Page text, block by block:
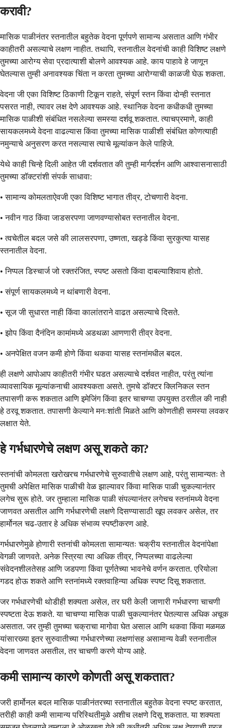
करावी?
मासिक पाळीनंतर स्तनातील बहुतेक वेदना पूर्णपणे सामान्य असतात आणि गंभीर
काहीतरी असल्याचे लक्षण नाहीत. तथापि, स्तनातील वेदनांची काही विशिष्ट लक्षणे
तुमच्या आरोग्य सेवा प्रदात्याशी बोलणे आवश्यक आहे. काय पाहावे हे जाणून
घेतल्यास तुम्ही अनावश्यक चिंता न करता तुमच्या आरोग्याची काळजी घेऊ शकता.
वेदना जी एका विशिष्ट ठिकाणी टिकून राहते, संपूर्ण स्तन किंवा दोन्ही स्तनात
पसरत नाही, त्यावर लक्ष देणे आवश्यक आहे. स्थानिक वेदना कधीकधी तुमच्या
मासिक पाळीशी संबंधित नसलेल्या समस्या दर्शवू शकतात. त्याचप्रमाणे, काही
सायकलमध्ये वेदना वाढल्यास किंवा तुमच्या मासिक पाळीशी संबंधित कोणत्याही
नमुन्याचे अनुसरण करत नसल्यास त्याचे मूल्यांकन केले पाहिजे.
येथे काही चिन्हे दिली आहेत जी दर्शवतात की तुम्ही मार्गदर्शन आणि आश्वासनासाठी
तुमच्या डॉक्टरांशी संपर्क साधावा:
• सामान्य कोमलताऐवजी एका विशिष्ट भागात तीव्र, टोचणारी वेदना.
• नवीन गाठ किंवा जाडसरपणा जाणवण्यासोबत स्तनातील वेदना.
• त्वचेतील बदल जसे की लालसरपणा, उष्णता, खड्डे किंवा सुरकुत्या यासह
स्तनातील वेदना.
• निप्पल डिस्चार्ज जो रक्तरंजित, स्पष्ट असतो किंवा दाबल्याशिवाय होतो.
• संपूर्ण सायकलमध्ये न थांबणारी वेदना.
• सूज जी सुधारत नाही किंवा कालांतराने वाढत असल्याचे दिसते.
• झोप किंवा दैनंदिन कामांमध्ये अडथळा आणणारी तीव्र वेदना.
• अनपेक्षित वजन कमी होणे किंवा थकवा यासह स्तनांमधील बदल.
ही लक्षणे आपोआप काहीतरी गंभीर घडत असल्याचे दर्शवत नाहीत, परंतु त्यांना
व्यावसायिक मूल्यांकनाची आवश्यकता असते. तुमचे डॉक्टर क्लिनिकल स्तन
तपासणी करू शकतात आणि इमेजिंग किंवा इतर चाचण्या उपयुक्त ठरतील की नाही
हे ठरवू शकतात. तपासणी केल्याने मनःशांती मिळते आणि कोणतीही समस्या लवकर
लक्षात येते.
हे गर्भधारणेचे लक्षण असू शकते का?
स्तनांची कोमलता खरोखरच गर्भधारणेचे सुरुवातीचे लक्षण आहे, परंतु सामान्यतः ते
तुमची अपेक्षित मासिक पाळीची वेळ झाल्यावर किंवा मासिक पाळी चुकल्यानंतर
लगेच सुरू होते. जर तुम्हाला मासिक पाळी संपल्यानंतर लगेचच स्तनांमध्ये वेदना
जाणवत असतील आणि गर्भधारणेची लक्षणे दिसण्यासाठी खूप लवकर असेल, तर
हार्मोनल चढ-उतार हे अधिक संभाव्य स्पष्टीकरण आहे.
गर्भधारणेमुळे होणारी स्तनांची कोमलता सामान्यतः चक्रीय स्तनातील वेदनांपेक्षा
वेगळी जाणवते. अनेक स्त्रिया त्या अधिक तीव्र, निप्पलच्या वाढलेल्या
संवेदनशीलतेसह आणि जडपणा किंवा पूर्णतेच्या भावनेचे वर्णन करतात. एरियोला
गडद होऊ शकते आणि स्तनांमध्ये रक्तवाहिन्या अधिक स्पष्ट दिसू शकतात.
जर गर्भधारणेची थोडीही शक्यता असेल, तर घरी केली जाणारी गर्भधारणा चाचणी
स्पष्टता देऊ शकते. या चाचण्या मासिक पाळी चुकल्यानंतर घेतल्यास अधिक अचूक
असतात. जर तुम्ही तुमच्या चक्राचा मागोवा घेत असाल आणि थकवा किंवा मळमळ
यांसारख्या इतर सुरुवातीच्या गर्भधारणेच्या लक्षणांसह असामान्य वेळी स्तनातील
वेदना जाणवत असतील, तर चाचणी करणे योग्य आहे.
कमी सामान्य कारणे कोणती असू शकतात?
जरी हार्मोनल बदल मासिक पाळीनंतरच्या स्तनातील बहुतेक वेदना स्पष्ट करतात,
तरीही काही कमी सामान्य परिस्थितीमुळे अशीच लक्षणे दिसू शकतात. या शक्यता